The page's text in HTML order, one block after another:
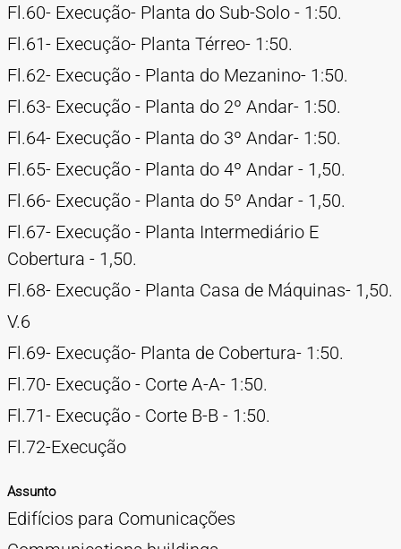
Fl.60- Execução- Planta do Sub-Solo - 1:50.
Fl.61- Execução- Planta Térreo- 1:50.
Fl.62- Execução - Planta do Mezanino- 1:50.
Fl.63- Execução - Planta do 2º Andar- 1:50.
Fl.64- Execução - Planta do 3º Andar- 1:50.
Fl.65- Execução - Planta do 4º Andar - 1,50.
Fl.66- Execução - Planta do 5º Andar - 1,50.
Fl.67- Execução - Planta Intermediário E
Cobertura - 1,50.
Fl.68- Execução - Planta Casa de Máquinas- 1,50.
V.6
Fl.69- Execução- Planta de Cobertura- 1:50.
Fl.70- Execução - Corte A-A- 1:50.
Fl.71- Execução - Corte B-B - 1:50.
Fl.72-Execução
Assunto
Edifícios para Comunicações